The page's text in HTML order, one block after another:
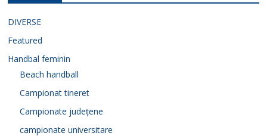
DIVERSE
Featured
Handbal feminin
Beach handball
Campionat tineret
Campionate județene
campionate universitare